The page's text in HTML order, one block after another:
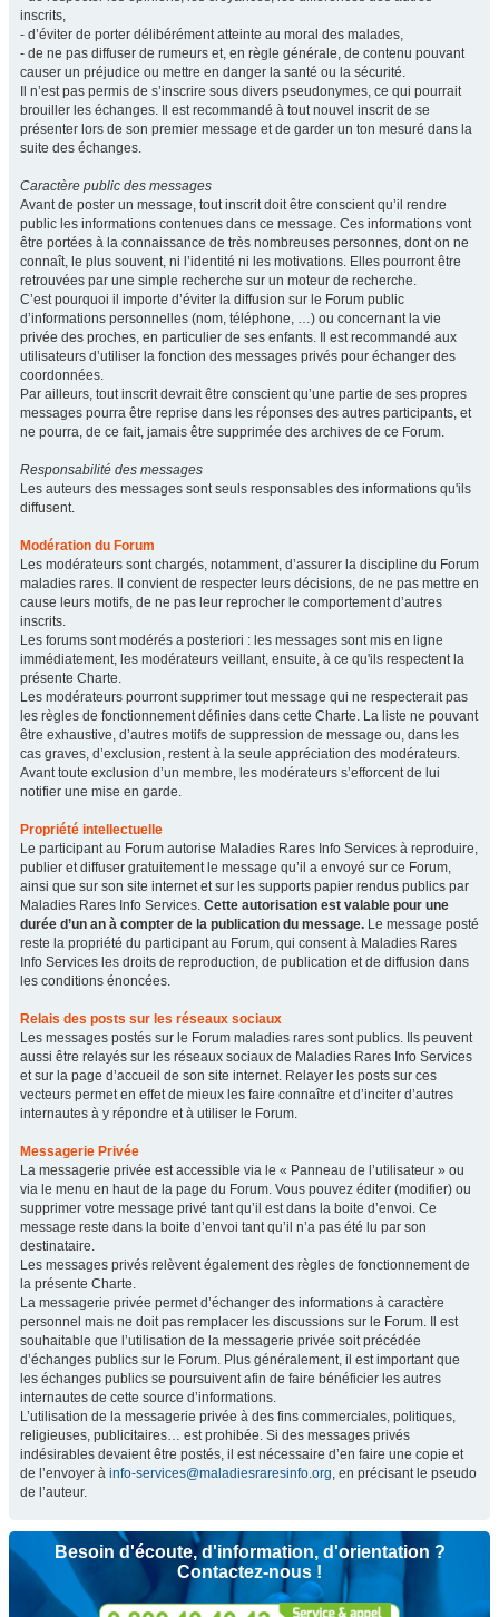
inscrits,
- d’éviter de porter délibérément atteinte au moral des malades,
- de ne pas diffuser de rumeurs et, en règle générale, de contenu pouvant
causer un préjudice ou mettre en danger la santé ou la sécurité.
Il n’est pas permis de s’inscrire sous divers pseudonymes, ce qui pourrait
brouiller les échanges. Il est recommandé à tout nouvel inscrit de se
présenter lors de son premier message et de garder un ton mesuré dans la
suite des échanges.
Caractère public des messages
Avant de poster un message, tout inscrit doit être conscient qu’il rendre
public les informations contenues dans ce message. Ces informations vont
être portées à la connaissance de très nombreuses personnes, dont on ne
connaît, le plus souvent, ni l’identité ni les motivations. Elles pourront être
retrouvées par une simple recherche sur un moteur de recherche.
C’est pourquoi il importe d’éviter la diffusion sur le Forum public
d’informations personnelles (nom, téléphone, …) ou concernant la vie
privée des proches, en particulier de ses enfants. Il est recommandé aux
utilisateurs d’utiliser la fonction des messages privés pour échanger des
coordonnées.
Par ailleurs, tout inscrit devrait être conscient qu’une partie de ses propres
messages pourra être reprise dans les réponses des autres participants, et
ne pourra, de ce fait, jamais être supprimée des archives de ce Forum.
Responsabilité des messages
Les auteurs des messages sont seuls responsables des informations qu'ils
diffusent.
Modération du Forum
Les modérateurs sont chargés, notamment, d’assurer la discipline du Forum
maladies rares. Il convient de respecter leurs décisions, de ne pas mettre en
cause leurs motifs, de ne pas leur reprocher le comportement d’autres
inscrits.
Les forums sont modérés a posteriori : les messages sont mis en ligne
immédiatement, les modérateurs veillant, ensuite, à ce qu'ils respectent la
présente Charte.
Les modérateurs pourront supprimer tout message qui ne respecterait pas
les règles de fonctionnement définies dans cette Charte. La liste ne pouvant
être exhaustive, d’autres motifs de suppression de message ou, dans les
cas graves, d’exclusion, restent à la seule appréciation des modérateurs.
Avant toute exclusion d’un membre, les modérateurs s’efforcent de lui
notifier une mise en garde.
Propriété intellectuelle
Le participant au Forum autorise Maladies Rares Info Services à reproduire,
publier et diffuser gratuitement le message qu’il a envoyé sur ce Forum,
ainsi que sur son site internet et sur les supports papier rendus publics par
Maladies Rares Info Services. Cette autorisation est valable pour une
durée d’un an à compter de la publication du message. Le message posté
reste la propriété du participant au Forum, qui consent à Maladies Rares
Info Services les droits de reproduction, de publication et de diffusion dans
les conditions énoncées.
Relais des posts sur les réseaux sociaux
Les messages postés sur le Forum maladies rares sont publics. Ils peuvent
aussi être relayés sur les réseaux sociaux de Maladies Rares Info Services
et sur la page d’accueil de son site internet. Relayer les posts sur ces
vecteurs permet en effet de mieux les faire connaître et d’inciter d’autres
internautes à y répondre et à utiliser le Forum.
Messagerie Privée
La messagerie privée est accessible via le « Panneau de l’utilisateur » ou
via le menu en haut de la page du Forum. Vous pouvez éditer (modifier) ou
supprimer votre message privé tant qu’il est dans la boite d’envoi. Ce
message reste dans la boite d’envoi tant qu’il n’a pas été lu par son
destinataire.
Les messages privés relèvent également des règles de fonctionnement de
la présente Charte.
La messagerie privée permet d’échanger des informations à caractère
personnel mais ne doit pas remplacer les discussions sur le Forum. Il est
souhaitable que l’utilisation de la messagerie privée soit précédée
d’échanges publics sur le Forum. Plus généralement, il est important que
les échanges publics se poursuivent afin de faire bénéficier les autres
internautes de cette source d’informations.
L’utilisation de la messagerie privée à des fins commerciales, politiques,
religieuses, publicitaires… est prohibée. Si des messages privés
indésirables devaient être postés, il est nécessaire d’en faire une copie et
de l’envoyer à info-services@maladiesraresinfo.org, en précisant le pseudo
de l’auteur.
Besoin d'écoute, d'information, d'orientation ?
Contactez-nous !